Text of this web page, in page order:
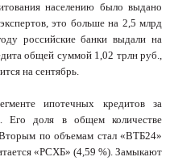
населению было выдано
это больше на 2,5 млрд
российские банки выдали на
общей суммой 1,02 трлн руб.,
на сентябрь.
ипотечных кредитов за
Его доля в общем количестве
по объемам стал «ВТБ24»
«РСХБ» (4,59 %). Замыкают